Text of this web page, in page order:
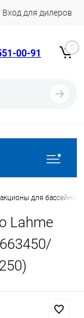
Вход для дилеров
00-91 0
для бассейна
Lahme